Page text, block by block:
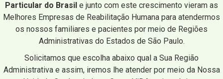
Particular do Brasil e junto com este crescimento vieram as
Melhores Empresas de Reabilitação Humana para atendermos
os nossos familiares e pacientes por meio de Regiões
Administrativas do Estados de São Paulo.
Solicitamos que escolha abaixo qual a Sua Região
Administrativa e assim, iremos lhe atender por meio da Nossa